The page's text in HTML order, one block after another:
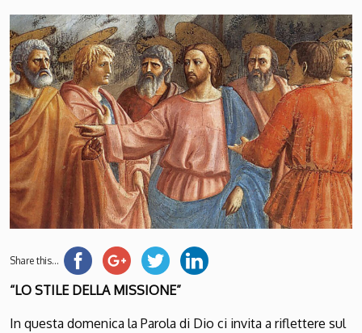
Share this...
“LO STILE DELLA MISSIONE”
In questa domenica la Parola di Dio ci invita a riflettere sul